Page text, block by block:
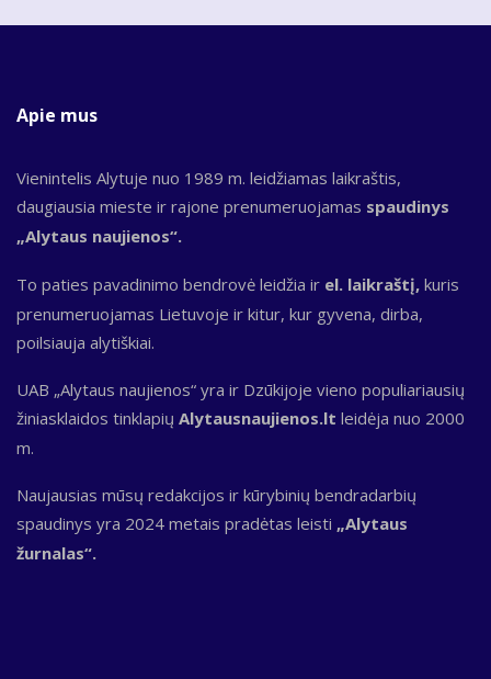
Apie mus
Vienintelis Alytuje nuo 1989 m. leidžiamas laikraštis,
daugiausia mieste ir rajone prenumeruojamas spaudinys
„Alytaus naujienos“.
To paties pavadinimo bendrovė leidžia ir el. laikraštį, kuris
prenumeruojamas Lietuvoje ir kitur, kur gyvena, dirba,
poilsiauja alytiškiai.
UAB „Alytaus naujienos“ yra ir Dzūkijoje vieno populiariausių
žiniasklaidos tinklapių Alytausnaujienos.lt leidėja nuo 2000
m.
Naujausias mūsų redakcijos ir kūrybinių bendradarbių
spaudinys yra 2024 metais pradėtas leisti „Alytaus
žurnalas“.